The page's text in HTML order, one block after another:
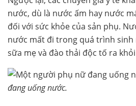
nước, dù là nước ấm hay nước
đối với sức khỏe của sản phụ.
nước mất đi trong quá trình
sữa mẹ và đào thải độc tố ra
đang uống nước.